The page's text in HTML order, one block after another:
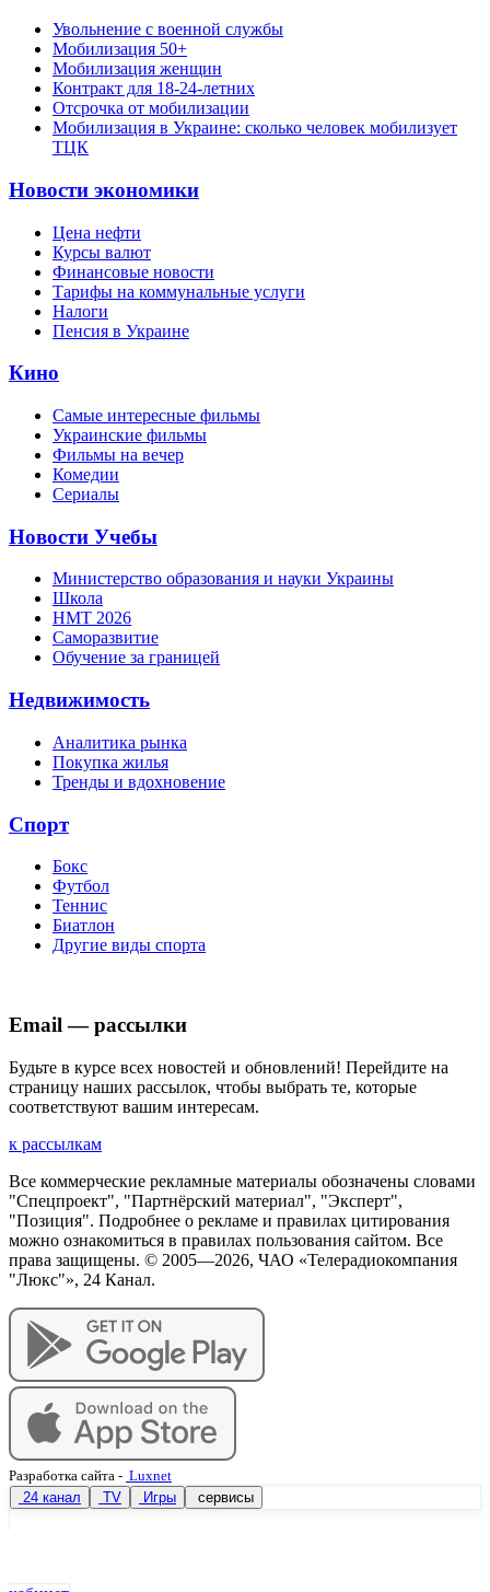
Увольнение с военной службы
Мобилизация 50+
Мобилизация женщин
Контракт для 18-24-летних
Отсрочка от мобилизации
Мобилизация в Украине: сколько человек мобилизует
ТЦК
Новости экономики
Цена нефти
Курсы валют
Финансовые новости
Тарифы на коммунальные услуги
Налоги
Пенсия в Украине
Кино
Самые интересные фильмы
Украинские фильмы
Фильмы на вечер
Комедии
Сериалы
Новости Учебы
Министерство образования и науки Украины
Школа
НМТ 2026
Саморазвитие
Обучение за границей
Недвижимость
Аналитика рынка
Покупка жилья
Тренды и вдохновение
Спорт
Бокс
Футбол
Теннис
Биатлон
Другие виды спорта
Email — рассылки
Будьте в курсе всех новостей и обновлений! Перейдите на
страницу наших рассылок, чтобы выбрать те, которые
соответствуют вашим интересам.
к рассылкам
Все коммерческие рекламные материалы обозначены словами
"Спецпроект", "Партнёрский материал", "Эксперт",
"Позиция". Подробнее о рекламе и правилах цитирования
можно ознакомиться в правилах пользования сайтом. Все
права защищены. © 2005—2026, ЧАО «Телерадиокомпания
"Люкс"», 24 Канал.
Разработка сайта - Luxnet
24 канал
TV Игры сервисы